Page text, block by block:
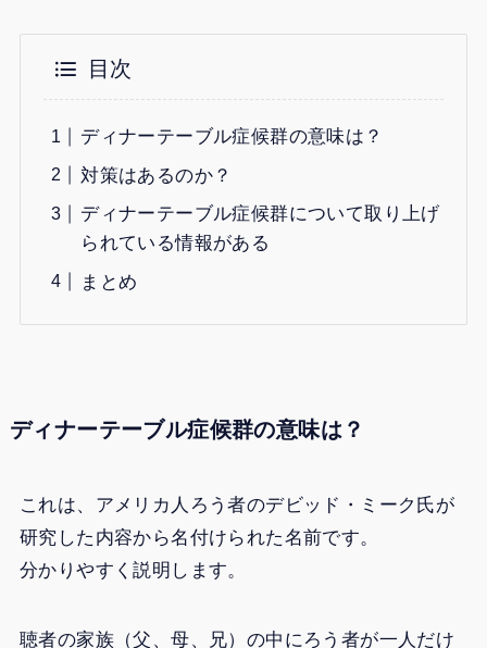
目次
ディナーテーブル症候群の意味は？
対策はあるのか？
ディナーテーブル症候群について取り上げ
られている情報がある
まとめ
ディナーテーブル症候群の意味は？
これは、アメリカ人ろう者のデビッド・ミーク氏が
研究した内容から名付けられた名前です。
分かりやすく説明します。
聴者の家族（父、母、兄）の中にろう者が一人だけ